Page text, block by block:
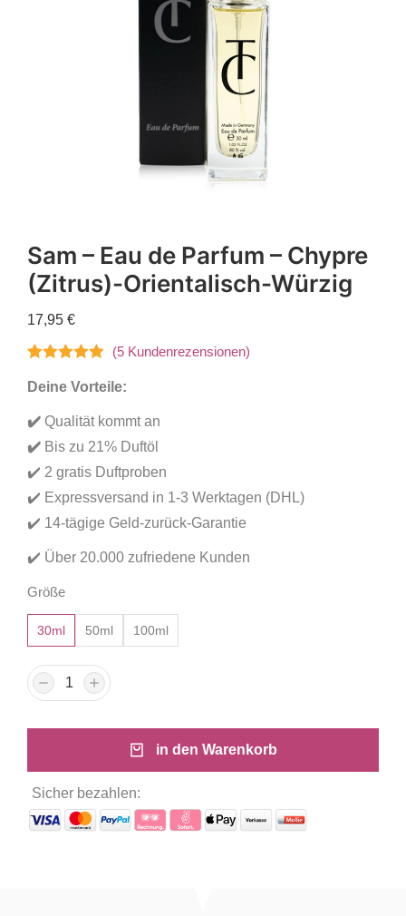
Sam – Eau de Parfum – Chypre
(Zitrus)-Orientalisch-Würzig
17,95 €
5.00von 5,
auf
Kundenbewertungen
(5 Kundenrezensionen)
Deine Vorteile:
✔ Qualität kommt an
✔️ Bis zu 21% Duftöl
✔️ 2 gratis Duftproben
✔️ Expressversand in 1-3 Werktagen (DHL)
✔️ 14-tägige Geld-zurück-Garantie
✔️ Über 20.000 zufriedene Kunden
Größe
30ml 50ml 100ml
in den Warenkorb
Sicher bezahlen: